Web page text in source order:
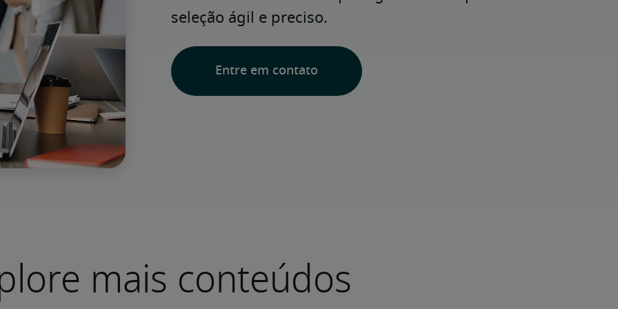
seleção ágil e preciso.
Entre em contato
mais conteúdos